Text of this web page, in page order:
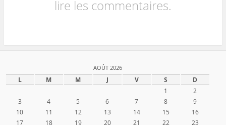
lire les commentaires.
AOÛT 2026
L M M J V S D
1
2
3
4 5 6 7 8
9
10
11 12 13 14 15
16
17
18 19 20 21 22
23